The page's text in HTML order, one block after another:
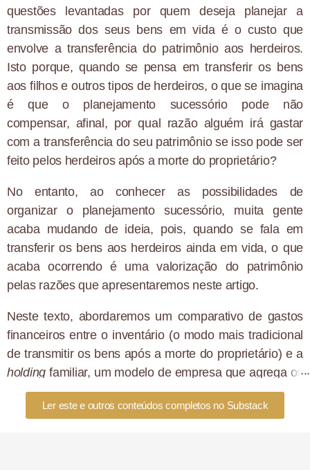
questões levantadas por quem deseja planejar a
transmissão dos seus bens em vida é o custo que
envolve a transferência do patrimônio aos herdeiros.
Isto porque, quando se pensa em transferir os bens
aos filhos e outros tipos de herdeiros, o que se imagina
é que o planejamento sucessório pode não
compensar, afinal, por qual razão alguém irá gastar
com a transferência do seu patrimônio se isso pode ser
feito pelos herdeiros após a morte do proprietário?
No entanto, ao conhecer as possibilidades de
organizar o planejamento sucessório, muita gente
acaba mudando de ideia, pois, quando se fala em
transferir os bens aos herdeiros ainda em vida, o que
acaba ocorrendo é uma valorização do patrimônio
pelas razões que apresentaremos neste artigo.
Neste texto, abordaremos um comparativo de gastos
financeiros entre o inventário (o modo mais tradicional
de transmitir os bens após a morte do proprietário) e a
holdingfamiliar, um modelo de empresa que agrega os
bens de um indivíduo e que facilita a transferência de
patrimônio aos herdeiros. Acompanhe!
Ler este e outros conteúdos completos no Substack